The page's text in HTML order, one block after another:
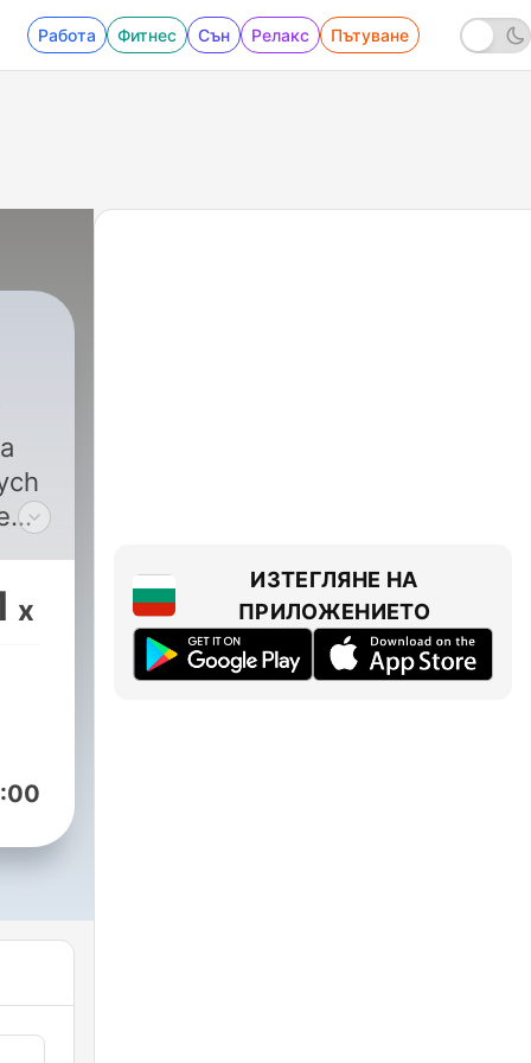
Работа Фитнес Сън Релакс Пътуване
x
ИЗТЕГЛЯНЕ НА
ПРИЛОЖЕНИЕТО